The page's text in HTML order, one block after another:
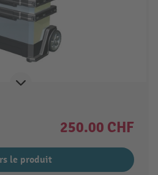
250.00 CHF
le produit